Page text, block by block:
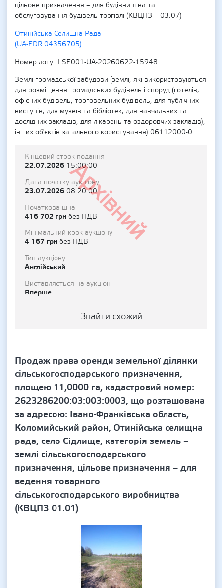
цільове призначення – для будівництва та
обслуговування будівель торгівлі (КВЦПЗ – 03.07)
Отинійська Селищна Рада
(UA-EDR 04356705)
Номер лоту
LSE001-UA-20260622-15948
Землі громадської забудови (землі, які використовуються
для розміщення громадських будівель і споруд (готелів,
офісних будівель, торговельних будівель, для публічних
виступів, для музеїв та бібліотек, для навчальних та
дослідних закладів, для лікарень та оздоровчих закладів),
інших об'єктів загального користування) 06112000-0
Архівний
Кінцевий строк подання
22.07.2026 15:00:00
Дата початку аукціону
23.07.2026 08:20:00
Початкова ціна
416 702 грн без ПДВ
Мінімальний крок аукціону
4 167 грн без ПДВ
Тип аукціону
Англійський
Виставляється на аукціон
Вперше
Знайти схожий
Продаж права оренди земельної ділянки
сільськогосподарського призначення,
площею 11,0000 га, кадастровий номер:
2623286200:03:003:0003, що розташована
за адресою: Івано-Франківська область,
Коломийський район, Отинійська селищна
рада, село Сідлище, категорія земель –
землі сільськогосподарського
призначення, цільове призначення – для
ведення товарного
сільськогосподарського виробництва
(КВЦПЗ 01.01)